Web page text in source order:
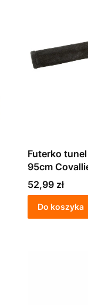
Futerko
95cm
Cena
52,99 zł
Do koszyka